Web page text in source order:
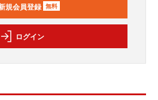
規会員登録 無料
ログイン